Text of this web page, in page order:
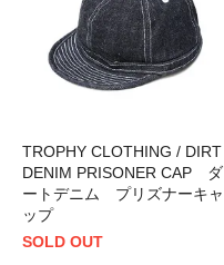
TROPHY CLOTHING / DIRT
DENIM PRISONER CAP ダ
ートデニム プリズナーキャ
ップ
SOLD OUT